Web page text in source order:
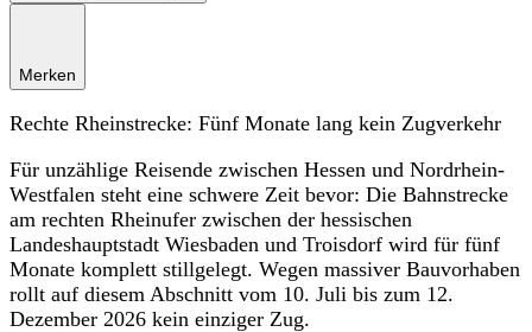
Merken
Rechte Rheinstrecke: Fünf Monate lang kein Zugverkehr
Für unzählige Reisende zwischen Hessen und Nordrhein-
Westfalen steht eine schwere Zeit bevor: Die Bahnstrecke
am rechten Rheinufer zwischen der hessischen
Landeshauptstadt Wiesbaden und Troisdorf wird für fünf
Monate komplett stillgelegt. Wegen massiver Bauvorhaben
rollt auf diesem Abschnitt vom 10. Juli bis zum 12.
Dezember 2026 kein einziger Zug.